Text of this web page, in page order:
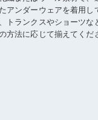
アンダーウェアを着用し
トランクスやショーツな
方法に応じて揃えてくだ